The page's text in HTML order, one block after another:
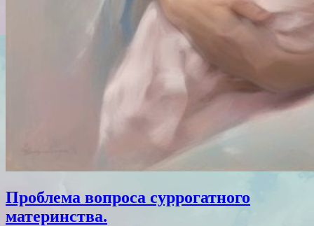
Проблема вопроса суррогатного
материнства.